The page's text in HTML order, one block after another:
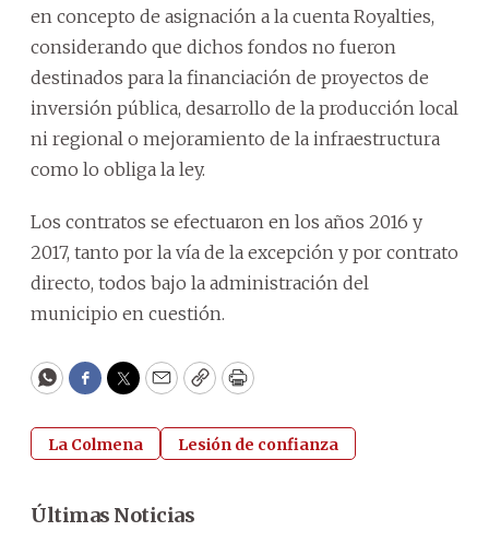
en concepto de asignación a la cuenta Royalties,
considerando que dichos fondos no fueron
destinados para la financiación de proyectos de
inversión pública, desarrollo de la producción local
ni regional o mejoramiento de la infraestructura
como lo obliga la ley.
Los contratos se efectuaron en los años 2016 y
2017, tanto por la vía de la excepción y por contrato
directo, todos bajo la administración del
municipio en cuestión.
WhatsApp
Facebook
Twitter
EmailCopyPrint
La Colmena Lesión de confianza
Últimas Noticias